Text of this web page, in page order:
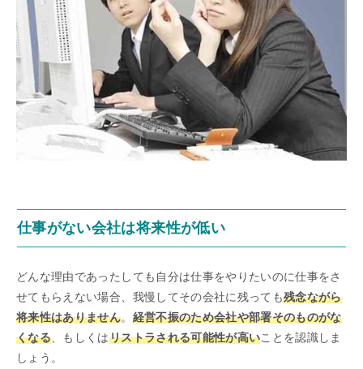
仕事がない会社は将来性が低い
どんな理由であったしても自分は仕事をやりたいのに仕事をさ
せてもらえない場合、我慢してその会社に残っても残念ながら
将来性はありません。 経営不振のため会社や部署そのものがな
くなる 、もしくはリストラされる可能性が高いことを認識しま
しょう。